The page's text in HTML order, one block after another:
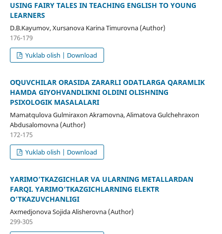
USING FAIRY TALES IN TEACHING ENGLISH TO YOUNG
LEARNERS
D.B.Kayumov, Xursanova Karina Timurovna (Author)
176-179
Yuklab olish | Download
OʻQUVCHILAR ORASIDA ZARARLI ODATLARGA QARAMLIK
HAMDA GIYOHVANDLIKNI OLDINI OLISHNING
PSIXOLOGIK MASALALARI
Mamatqulova Gulmiraxon Akramovna, Alimatova Gulchehraxon
Abdusalomovna (Author)
172-175
Yuklab olish | Download
YARIMO‘TKAZGICHLAR VA ULARNING METALLARDAN
FARQI. YARIMO‘TKAZGICHLARNING ELEKTR
O‘TKAZUVCHANLIGI
Axmedjonova Sojida Alisherovna (Author)
299-305